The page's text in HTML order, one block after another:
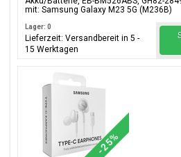
mit: Samsung Galaxy M23 5G (M236B)
Lager: 0
Lieferzeit: Versandbereit in 5 -
15 Werktagen
-25%